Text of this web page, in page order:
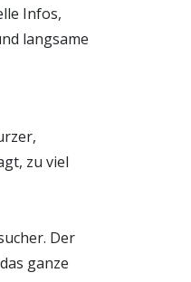
Infos,
langsame
zu viel
Der
ganze